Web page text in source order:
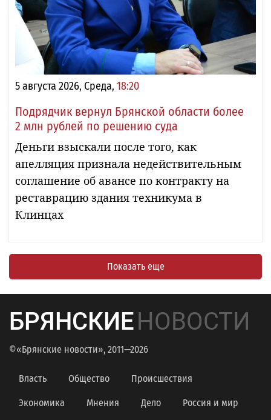
5 августа 2026, Среда, 18:20
Подрядчик вернул Брянской области более
2 млн рублей по решению суда
Деньги взыскали после того, как
апелляция признала недействительным
соглашение об авансе по контракту на
реставрацию здания техникума в
Клинцах
Показать еще
БРЯНСКИЕНОВОСТИ
©«Брянские новости», 2011—2026
Власть Общество Происшествия
Экономика Мнения Дело Россия и мир